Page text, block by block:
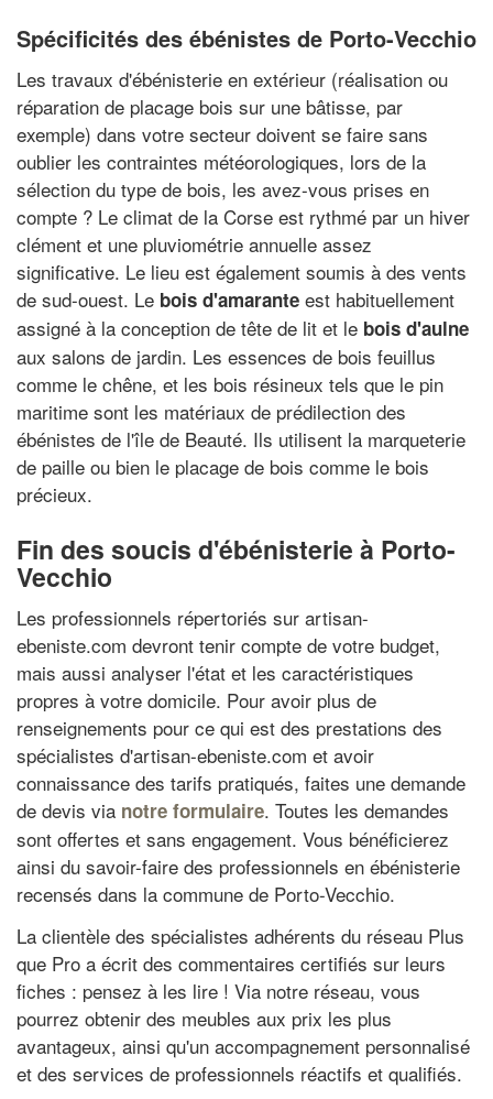
Spécificités des ébénistes de Porto-Vecchio
Les travaux d'ébénisterie en extérieur (réalisation ou
réparation de placage bois sur une bâtisse, par
exemple) dans votre secteur doivent se faire sans
oublier les contraintes météorologiques, lors de la
sélection du type de bois, les avez-vous prises en
compte ? Le climat de la Corse est rythmé par un hiver
clément et une pluviométrie annuelle assez
significative. Le lieu est également soumis à des vents
de sud-ouest. Le bois d'amarante est habituellement
assigné à la conception de tête de lit et le bois d'aulne
aux salons de jardin. Les essences de bois feuillus
comme le chêne, et les bois résineux tels que le pin
maritime sont les matériaux de prédilection des
ébénistes de l'île de Beauté. Ils utilisent la marqueterie
de paille ou bien le placage de bois comme le bois
précieux.
Fin des soucis d'ébénisterie à Porto-
Vecchio
Les professionnels répertoriés sur artisan-
ebeniste.com devront tenir compte de votre budget,
mais aussi analyser l'état et les caractéristiques
propres à votre domicile. Pour avoir plus de
renseignements pour ce qui est des prestations des
spécialistes d'artisan-ebeniste.com et avoir
connaissance des tarifs pratiqués, faites une demande
de devis via notre formulaire. Toutes les demandes
sont offertes et sans engagement. Vous bénéficierez
ainsi du savoir-faire des professionnels en ébénisterie
recensés dans la commune de Porto-Vecchio.
La clientèle des spécialistes adhérents du réseau Plus
que Pro a écrit des commentaires certifiés sur leurs
fiches : pensez à les lire ! Via notre réseau, vous
pourrez obtenir des meubles aux prix les plus
avantageux, ainsi qu'un accompagnement personnalisé
et des services de professionnels réactifs et qualifiés.